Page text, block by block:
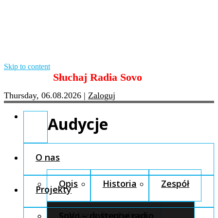
Skip to content
Słuchaj Radia Sovo
Thursday, 06.08.2026 | Zaloguj
O nas
Opis Historia Zespół
Fundacja Pro Cultura
Projekty
SoVo – dostępne radio
Audycje